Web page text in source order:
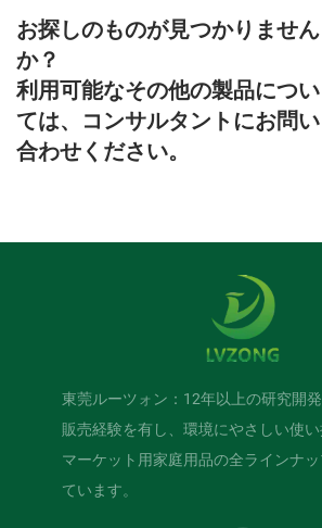
お探しのものが見つかりません
か？
利用可能なその他の製品につい
ては、コンサルタントにお問い
合わせください。
東莞ルーツォン：12年以上の研究開発
販売経験を有し、環境にやさしい使
マーケット用家庭用品の全ラインナ
ています。